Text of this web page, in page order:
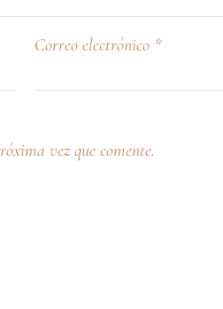
Correo electrónico *
vez que comente.